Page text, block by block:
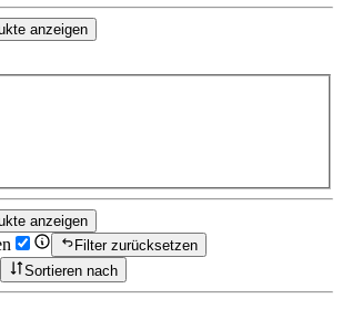
anzeigen
anzeigen
Filter zurücksetzen
Sortieren nach